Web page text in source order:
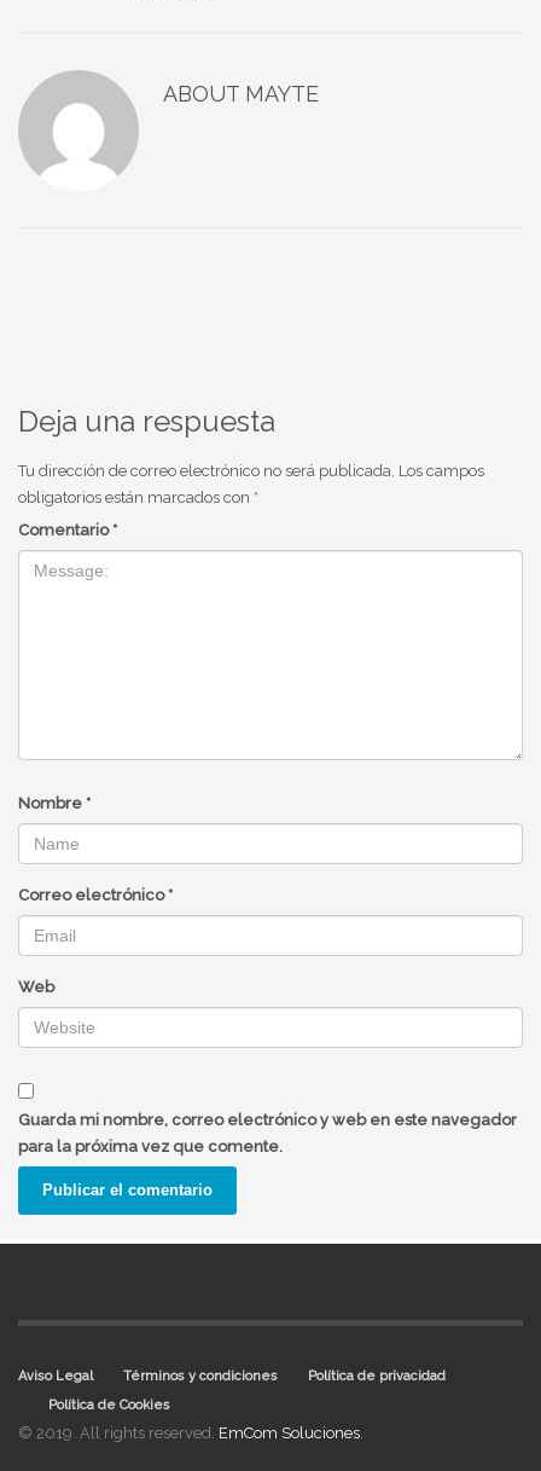
ABOUT MAYTE
Deja una respuesta
Tu dirección de correo electrónico no será publicada. Los campos
obligatorios están marcados con *
Comentario *
Nombre *
Correo electrónico *
Web
Guarda mi nombre, correo electrónico y web en este navegador
para la próxima vez que comente.
Aviso Legal Términos y condiciones
Política de privacidad
Política de Cookies
© 2019. All rights reserved. EmCom Soluciones